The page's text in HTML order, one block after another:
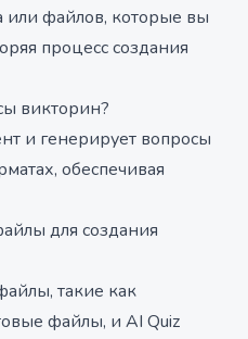
или файлов, которые вы
процесс создания
викторин?
и генерирует вопросы
обеспечивая
для создания
такие как
файлы, и AI Quiz